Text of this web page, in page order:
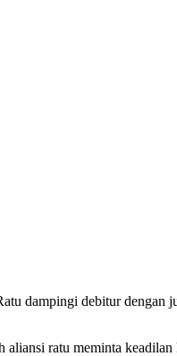
dampingi debitur dengan
ratu meminta keadilan